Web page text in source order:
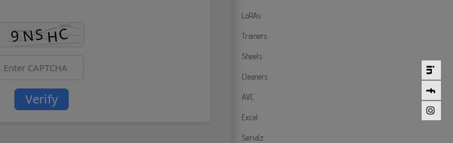
Verify
LoRAs
Trainers
Sheets
Cleaners
AVC
Excel
Serialz